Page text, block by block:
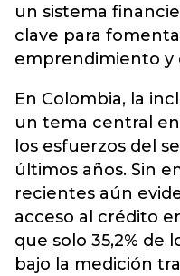
un sistema
clave para
emprendimiento y
En Colombia, la
un tema central
los esfuerzos del
últimos años. Sin
recientes aún
acceso al crédito
que solo 35,2% de
bajo la medición